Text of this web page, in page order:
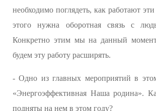
необходимо поглядеть, как работают
этого нужна оборотная связь с
Конкретно этим мы на данный
будем эту работу расширять.
- Одно из главных мероприятий в
«Энергоэффективная Наша родина».
подняты на нем в этом году?